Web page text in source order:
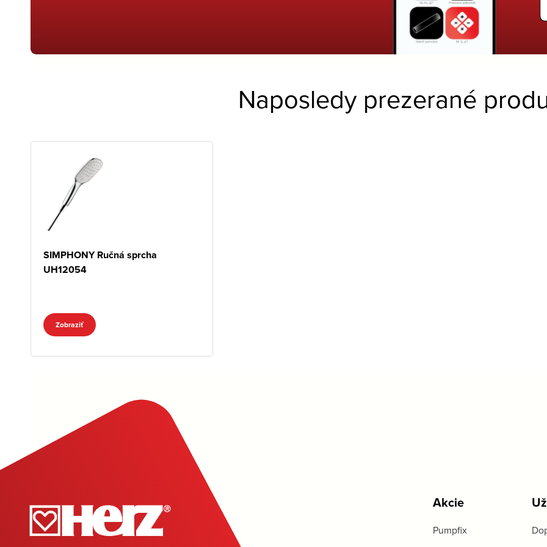
Naposledy prezerané
SIMPHONY Ručná sprcha
UH12054
Zobraziť
Akcie
Pumpfix